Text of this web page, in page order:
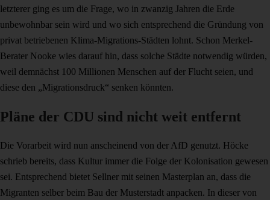
letzterer ging es um die Frage, wo in zwanzig Jahren die Erde
unbewohnbar sein wird und wo sich entsprechend die Gründung von
privat betriebenen Klima-Migrations-Städten lohnt. Schon Merkel-
Berater Nooke wies darauf hin, dass solche Städte notwendig würden,
weil demnächst 100 Millionen Menschen auf der Flucht seien, und
diese den „Migrationsdruck“ senken könnten.
Pläne der CDU sind nicht weit entfernt
Die Vorarbeit wird nun anscheinend von der AfD genutzt. Höcke
schrieb bereits, dass Kultur immer die Folge der Kolonisation gewesen
sei. Entsprechend bietet Sellner mit seinen Masterplan an, dass die
Migranten selber beim Bau der Musterstadt anpacken. In dieser von